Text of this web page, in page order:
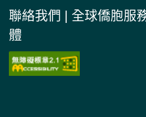
聯絡我們
全球僑胞服
體